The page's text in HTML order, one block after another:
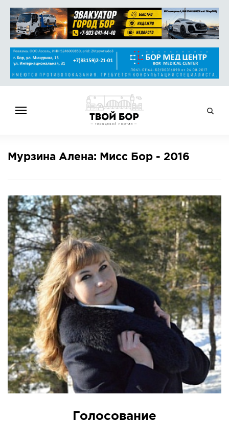
НОВОСТИ
РАБОТА
АФИША
СПРАВКА
КАМЕРЫ
КОНКУРСЫ
СТАТЬИ
ГОЛОСОВАНИЯ
ПРЕДЛОЖИТЬ НОВОСТЬ
ФОТО
Мурзина Алена: Мисс Бор - 2016
Голосование